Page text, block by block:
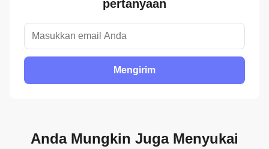
pertanyaan
Mengirim
Anda Mungkin Juga Menyukai